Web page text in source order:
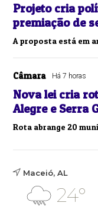
Projeto cria
premiação de
A proposta está em
Câmara Há 7 horas
Nova lei cria
Alegre e Serra
Rota abrange 20
Maceió, AL
24°